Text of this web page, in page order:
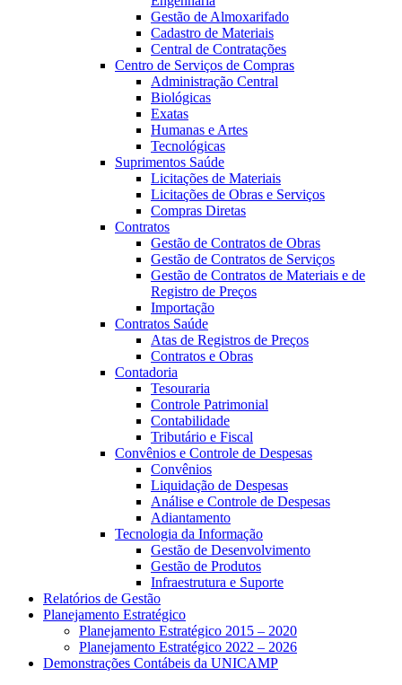
Gestão de Almoxarifado
Cadastro de Materiais
Central de Contratações
Centro de Serviços de Compras
Administração Central
Biológicas
Exatas
Humanas e Artes
Tecnológicas
Suprimentos Saúde
Licitações de Materiais
Licitações de Obras e Serviços
Compras Diretas
Contratos
Gestão de Contratos de Obras
Gestão de Contratos de Serviços
Gestão de Contratos de Materiais e de
Registro de Preços
Importação
Contratos Saúde
Atas de Registros de Preços
Contratos e Obras
Contadoria
Tesouraria
Controle Patrimonial
Contabilidade
Tributário e Fiscal
Convênios e Controle de Despesas
Convênios
Liquidação de Despesas
Análise e Controle de Despesas
Adiantamento
Tecnologia da Informação
Gestão de Desenvolvimento
Gestão de Produtos
Infraestrutura e Suporte
Relatórios de Gestão
Planejamento Estratégico
Planejamento Estratégico 2015 – 2020
Planejamento Estratégico 2022 – 2026
Demonstrações Contábeis da UNICAMP